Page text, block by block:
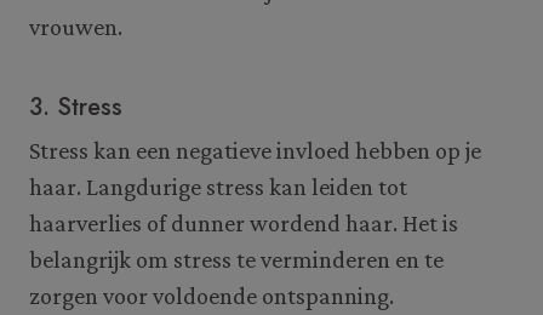
vrouwen.
3. Stress
Stress kan een negatieve invloed hebben op je
haar. Langdurige stress kan leiden tot
haarverlies of dunner wordend haar. Het is
belangrijk om stress te verminderen en te
zorgen voor voldoende ontspanning.